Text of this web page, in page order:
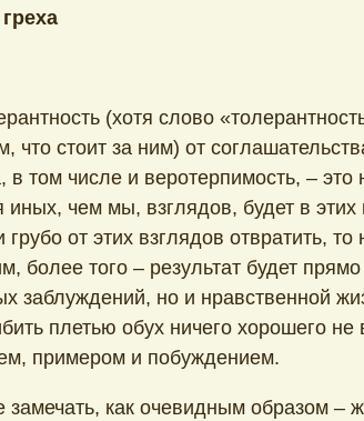
(хотя слово
стоит за ним) от
том числе и веротерпимость, –
чем мы, взглядов, будет в этих
от этих взглядов отвратить, то
более того – результат будет
заблуждений, но и нравственной
плетью обух ничего хорошего не
примером и побуждением.
как очевидным образом –